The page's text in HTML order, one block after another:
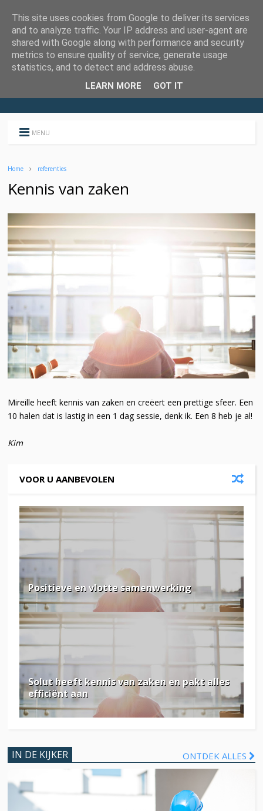
MENU
Home referenties
Kennis van zaken
Mireille heeft kennis van zaken en creëert een prettige sfeer. Een
10 halen dat is lastig in een 1 dag sessie, denk ik. Een 8 heb je al!
Kim
VOOR U AANBEVOLEN
Positieve en vlotte samenwerking
Solut heeft kennis van zaken en pakt alles
efficiënt aan
IN DE KIJKER ONTDEK ALLES
This site uses cookies from Google to deliver its services
and to analyze traffic. Your IP address and user-agent are
shared with Google along with performance and security
metrics to ensure quality of service, generate usage
statistics, and to detect and address abuse.
LEARN MORE GOT IT